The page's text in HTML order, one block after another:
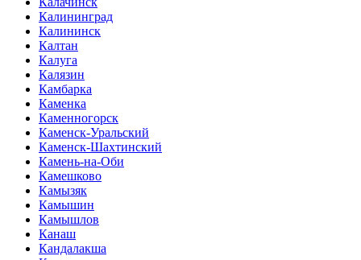
Калининград
Калининск
Калтан
Калуга
Калязин
Камбарка
Каменка
Каменногорск
Каменск-Уральский
Каменск-Шахтинский
Камень-на-Оби
Камешково
Камызяк
Камышин
Камышлов
Канаш
Кандалакша